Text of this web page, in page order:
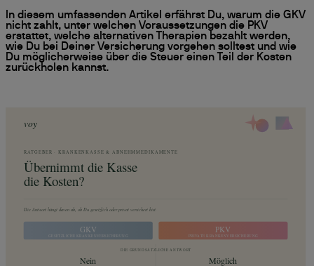
In diesem umfassenden Artikel erfährst Du, warum die GKV
nicht zahlt, unter welchen Voraussetzungen die PKV
erstattet, welche alternativen Therapien bezahlt werden,
wie Du bei Deiner Versicherung vorgehen solltest und wie
Du möglicherweise über die Steuer einen Teil der Kosten
zurückholen kannst.